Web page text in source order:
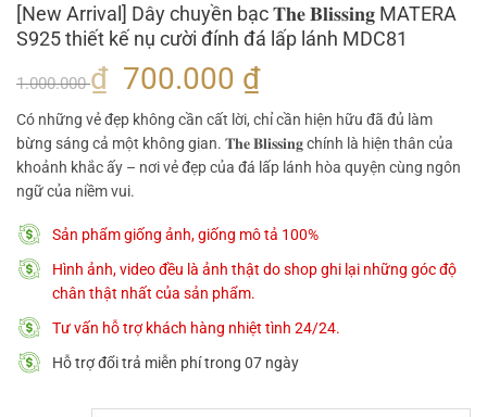
[New Arrival] Dây chuyền bạc 𝐓𝐡𝐞 𝐁𝐥𝐢𝐬𝐬𝐢𝐧𝐠 MATERA
S925 thiết kế nụ cười đính đá lấp lánh MDC81
1.000.000₫ Giá
gốc
là:
1.000.000 ₫.
700.000 ₫Giá
hiện
tại
là:
Có những vẻ đẹp không cần cất lời, chỉ cần hiện hữu đã đủ làm
bừng sáng cả một không gian. 𝐓𝐡𝐞 𝐁𝐥𝐢𝐬𝐬𝐢𝐧𝐠 chính là hiện thân của
khoảnh khắc ấy – nơi vẻ đẹp của đá lấp lánh hòa quyện cùng ngôn
ngữ của niềm vui.
Sản phẩm giống ảnh, giống mô tả 100%
Hình ảnh, video đều là ảnh thật do shop ghi lại những góc độ
chân thật nhất của sản phẩm.
Tư vấn hỗ trợ khách hàng nhiệt tình 24/24.
Hỗ trợ đổi trả miễn phí trong 07 ngày